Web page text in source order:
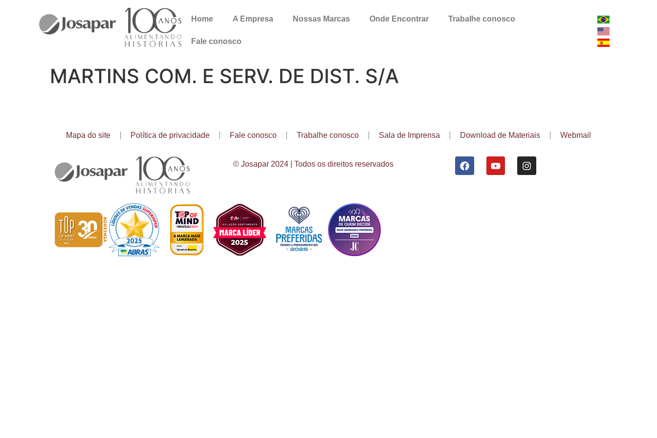
Home A Empresa Nossas Marcas Onde Encontrar Trabalhe conosco
Fale conosco
MARTINS COM. E SERV. DE DIST. S/A
Mapa do site Política de privacidade Fale conosco Trabalhe conosco Sala de Imprensa Download de Materiais Webmail
© Josapar 2024 | Todos os direitos reservados